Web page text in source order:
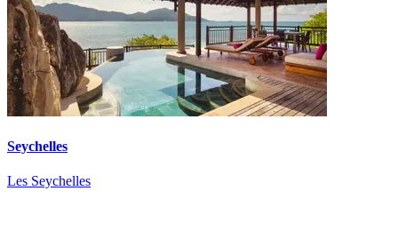
Seychelles
Les Seychelles